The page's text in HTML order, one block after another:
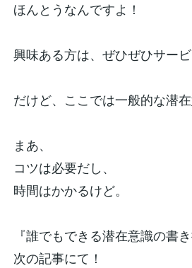
ほんとうなんですよ！
興味ある方は、ぜひぜひサー
だけど、ここでは一般的な潜
まあ、
コツは必要だし、
時間はかかるけど。
『誰でもできる潜在意識の書き
次の記事にて！